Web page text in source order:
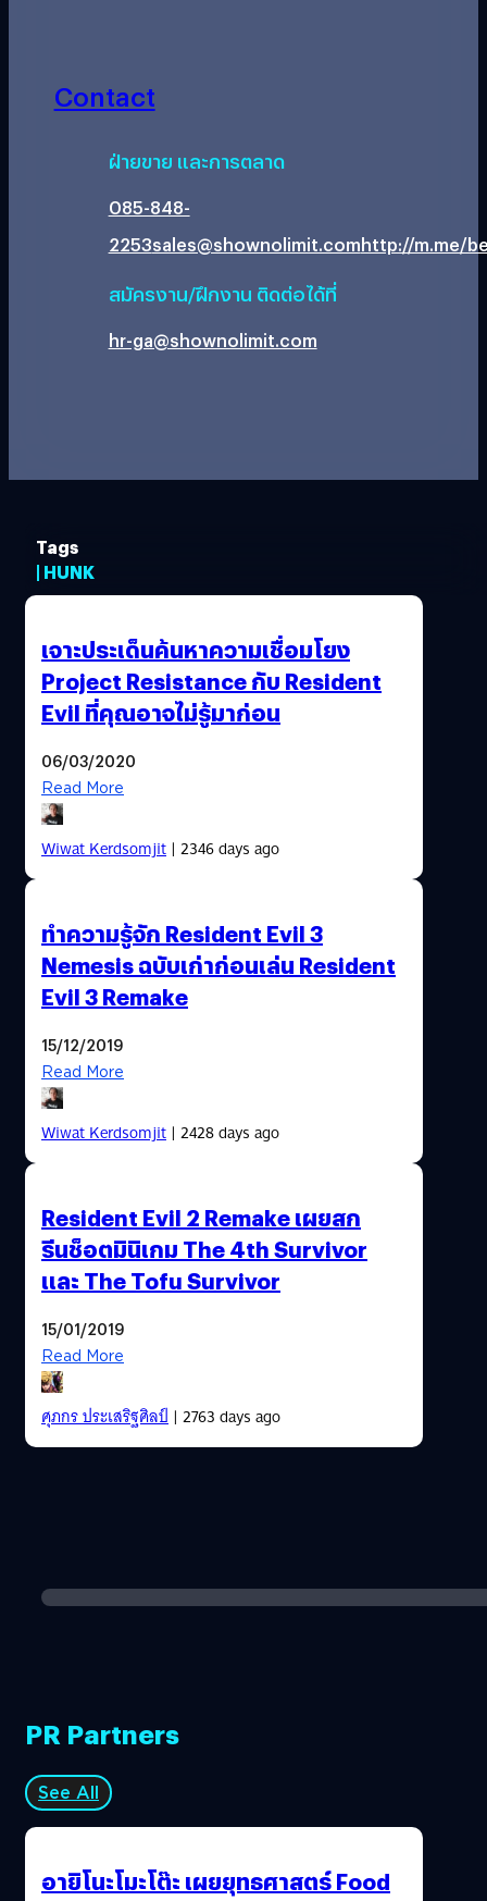
Contact
ฝ่ายขาย และการตลาด
085-848-
2253sales@shownolimit.comhttp://m.me/
สมัครงาน/ฝึกงาน ติดต่อได้ที่
hr-ga@shownolimit.com
Tags
| HUNK
เจาะประเด็นค้นหาความเชื่อมโยง
Project Resistance กับ Resident
Evil ที่คุณอาจไม่รู้มาก่อน
06/03/2020
Read More
Wiwat Kerdsomjit| 2346 days ago
ทำความรู้จัก Resident Evil 3
Nemesis ฉบับเก่าก่อนเล่น Resident
Evil 3 Remake
15/12/2019
Read More
Wiwat Kerdsomjit| 2428 days ago
Resident Evil 2 Remake เผยสก
รีนช็อตมินิเกม The 4th Survivor
และ The Tofu Survivor
15/01/2019
Read More
ศุภกร ประเสริฐศิลป์| 2763 days ago
PR Partners
See All
อายิโนะโมะโต๊ะ เผยยุทธศาสตร์ Food